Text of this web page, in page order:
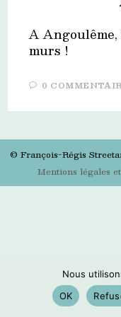
A
murs !
0
© François-Régis
Mentions légales
Nous
OK